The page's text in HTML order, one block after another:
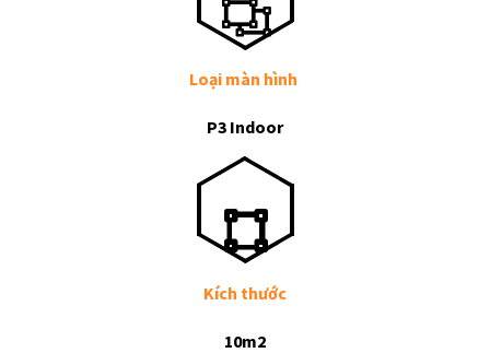
Loại màn hình
P3 Indoor
Kích thước
10m2